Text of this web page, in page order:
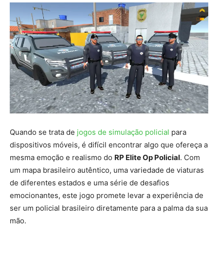
Quando se trata de jogos de simulação policial para
dispositivos móveis, é difícil encontrar algo que ofereça a
mesma emoção e realismo do RP Elite Op Policial. Com
um mapa brasileiro autêntico, uma variedade de viaturas
de diferentes estados e uma série de desafios
emocionantes, este jogo promete levar a experiência de
ser um policial brasileiro diretamente para a palma da sua
mão.